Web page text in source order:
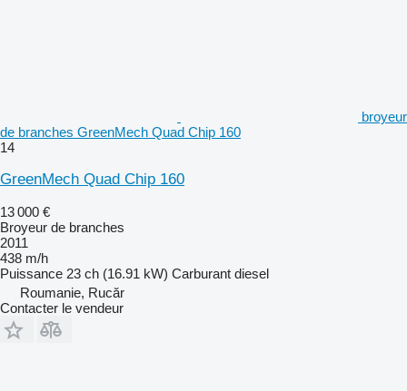
broyeur
de branches GreenMech Quad Chip 160
14
GreenMech Quad Chip 160
13 000 €
Broyeur de branches
2011
438 m/h
Puissance 23 ch (16.91 kW) Carburant diesel
Roumanie, Rucăr
Contacter le vendeur